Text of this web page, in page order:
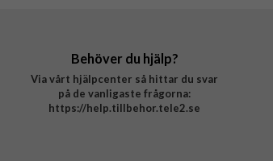
Behöver du hjälp?
Via vårt hjälpcenter så hittar du svar
på de vanligaste frågorna:
https://help.tillbehor.tele2.se